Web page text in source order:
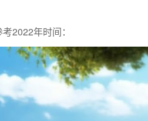
2022年时间：